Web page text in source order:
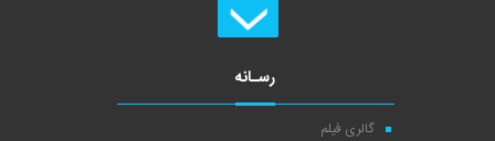
رسـانه
گالری فیلم